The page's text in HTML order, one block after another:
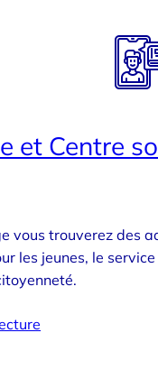
et Centre
vous trouverez des
les jeunes, le